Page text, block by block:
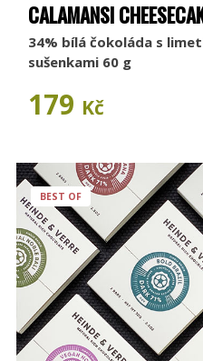
CALAMANSI
34% bílá čokoláda s
sušenkami 60 g
179 Kč
BEST OF